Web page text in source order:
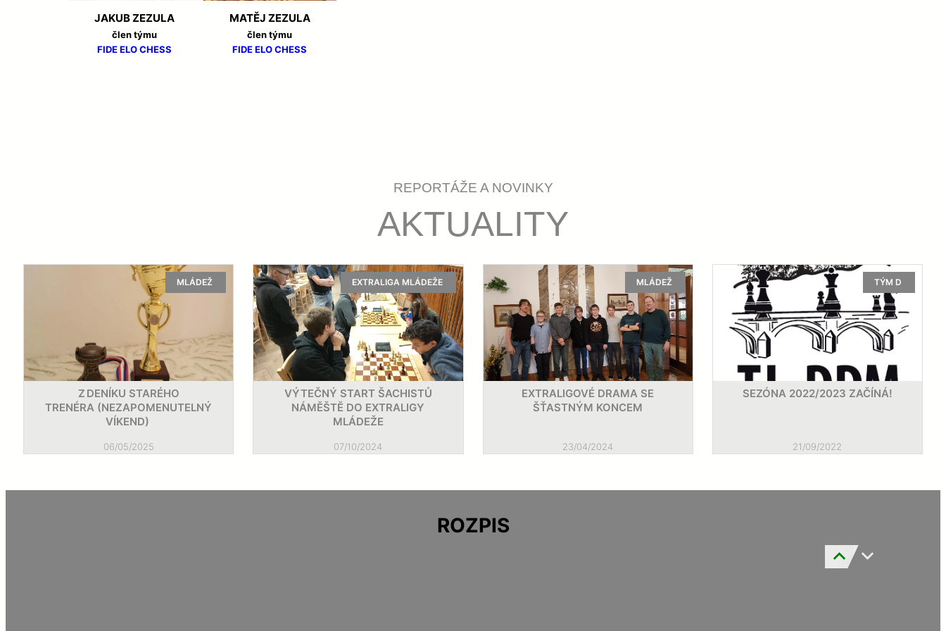
MLÁDEŽ
27/11/2023 HARRACHOV
MLÁDEŽ
21/03/2023
MČR MLÁDEŽE 2023
MLÁDEŽ
12/03/2023 TEPLICE
MLÁDEŽ
JAKUB ZEZULA
člen týmu
FIDEELO CHESS
MATĚJ ZEZULA
člen týmu
FIDEELO CHESS
REPORTÁŽE A NOVINKY
AKTUALITY
06/05/2025
MLÁDEŽ
Z DENÍKU STARÉHO
TRENÉRA (NEZAPOMENUTELNÝ
VÍKEND)
07/10/2024
EXTRALIGA MLÁDEŽE
VÝTEČNÝ START ŠACHISTŮ
NÁMĚŠTĚ DO EXTRALIGY
MLÁDEŽE
23/04/2024
MLÁDEŽ
EXTRALIGOVÉ DRAMA SE
ŠŤASTNÝM KONCEM
21/09/2022
TÝM D
SEZÓNA 2022/2023 ZAČÍNÁ!
ROZPIS